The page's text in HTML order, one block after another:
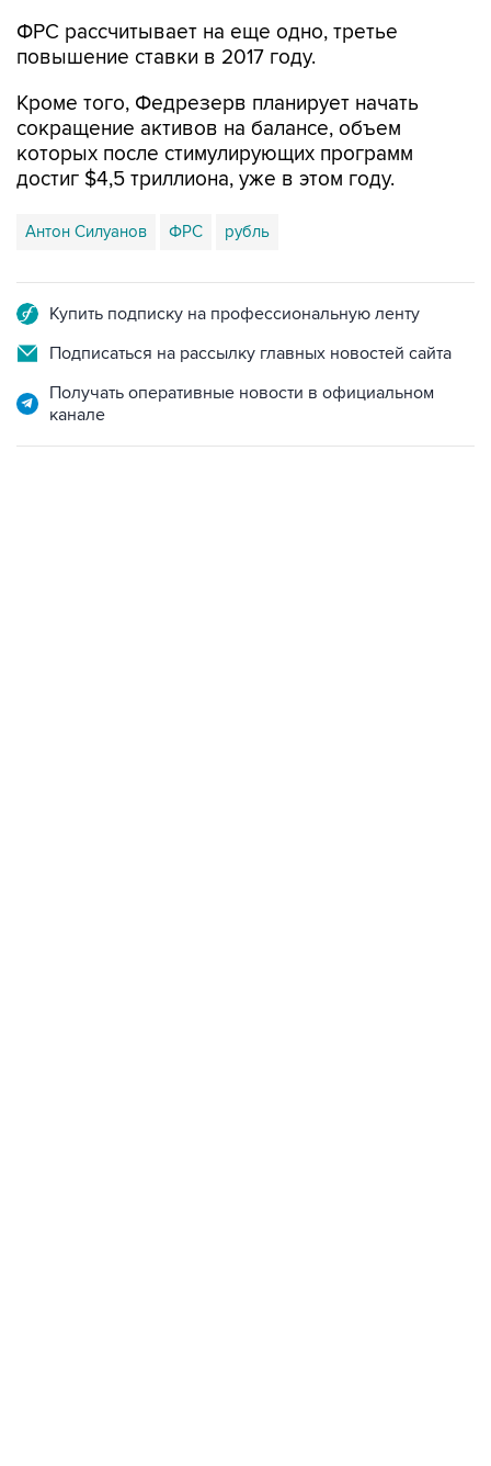
Кроме того, Федрезерв планирует начать
которых после стимулирующих программ
достиг $4,5 триллиона, уже в этом году.
Антон Силуанов ФРС рубль
Подписаться на рассылку главных новостей сайта
Получать оперативные новости в официальном